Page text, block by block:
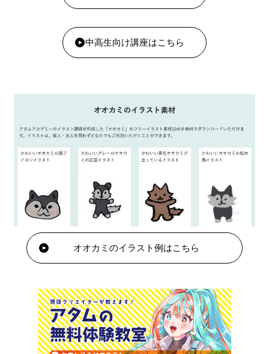
中高生向け講座はこちら
オオカミのイラスト例はこちら